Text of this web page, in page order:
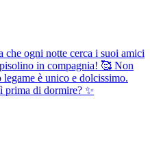
che ogni notte cerca i suoi amici
in compagnia! 🥰 Non
è unico e dolcissimo.
prima di dormire? ✨